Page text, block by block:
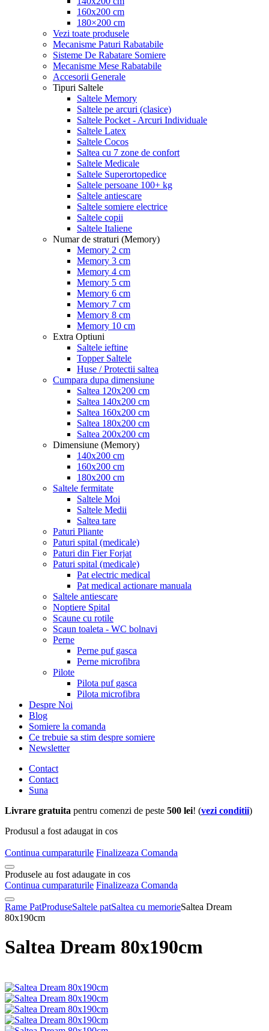
160x200 cm
180×200 cm
Vezi toate produsele
Mecanisme Paturi Rabatabile
Sisteme De Rabatare Somiere
Mecanisme Mese Rabatabile
Accesorii Generale
Tipuri Saltele
Saltele Memory
Saltele pe arcuri (clasice)
Saltele Pocket - Arcuri Individuale
Saltele Latex
Saltele Cocos
Saltea cu 7 zone de confort
Saltele Medicale
Saltele Superortopedice
Saltele persoane 100+ kg
Saltele antiescare
Saltele somiere electrice
Saltele copii
Saltele Italiene
Numar de straturi (Memory)
Memory 2 cm
Memory 3 cm
Memory 4 cm
Memory 5 cm
Memory 6 cm
Memory 7 cm
Memory 8 cm
Memory 10 cm
Extra Optiuni
Saltele ieftine
Topper Saltele
Huse / Protectii saltea
Cumpara dupa dimensiune
Saltea 120x200 cm
Saltea 140x200 cm
Saltea 160x200 cm
Saltea 180x200 cm
Saltea 200x200 cm
Dimensiune (Memory)
140x200 cm
160x200 cm
180x200 cm
Saltele fermitate
Saltele Moi
Saltele Medii
Saltea tare
Paturi Pliante
Paturi spital (medicale)
Paturi din Fier Forjat
Paturi spital (medicale)
Pat electric medical
Pat medical actionare manuala
Saltele antiescare
Noptiere Spital
Scaune cu rotile
Scaun toaleta - WC bolnavi
Perne
Perne puf gasca
Perne microfibra
Pilote
Pilota puf gasca
Pilota microfibra
Despre Noi
Blog
Somiere la comanda
Ce trebuie sa stim despre somiere
Newsletter
Contact
Contact
Suna
Livrare gratuita pentru comenzi de peste 500 lei! (vezi conditii)
Produsul a fost adaugat in cos
Continua cumparaturile Finalizeaza Comanda
Produsele au fost adaugate in cos
Continua cumparaturile Finalizeaza Comanda
Rame PatProduseSaltele patSaltea cu memorieSaltea Dream
80x190cm
Saltea Dream 80x190cm